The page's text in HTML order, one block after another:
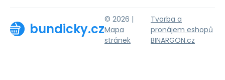
bundicky.cz
© 2026 |
Mapa
stránek
Tvorba a
pronájem eshopů
BINARGON.cz